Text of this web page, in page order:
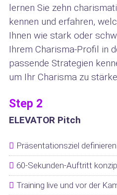
lernen Sie zehn
kennen und erfahren,
Ihnen wie stark oder
Ihrem Charisma-Profil in
passende Strategien
um Ihr Charisma zu
Step 2
ELEVATOR Pitch
Präsentationsziel definieren
60-Sekunden-Auftritt
Training live und vor der